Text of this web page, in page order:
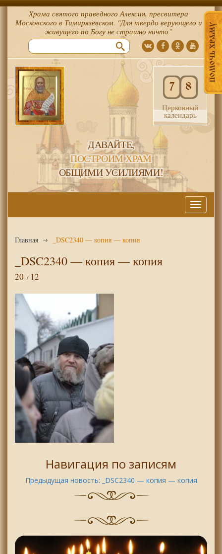
ПОМОЧЬ ХРАМУ
Храма святого праведного Алексия, пресвитера
Московского в Тимирязевском. "Для твердо верующего и
живущего по Богу не страшно ничто”
7 8
Церковный
календарь
ДАВАЙТЕ,
ПОСТРОИМ ХРАМ
ОБЩИМИ УСИЛИЯМИ!
Меню
Главная _DSC2340 — копия — копия
_DSC2340 — копия — копия
20 12
Навигация по записям
Предыдущая новость: _DSC2340 — копия — копия